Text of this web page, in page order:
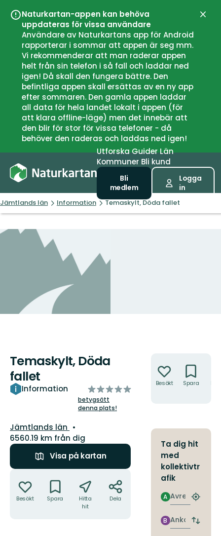
Naturkartan-appen kan behöva
uppdateras för vissa användare
Användare av Naturkartans app för Android
rapporterar i sommar att appen är seg mm.
Vi rekommenderar att man raderar appen
helt från sin telefon i så fall och laddar ned
igen! Då skall den fungera bättre. Den
befintliga appen skall ersättas av en ny app
efter sommaren. Den gamla appen laddar
all data för hela landet lokalt i appen (för
att klara offline-läge) men det innebär att
den blir för stor för vissa telefoner - då
behöver den raderas och laddas ned igen!
UtforskaGuiderLän
Kommuner Bli kund
Bli
medlem
Logga
in
Jämtlands län Information Temaskylt, Döda fallet
Temaskylt, Döda
fallet
Information
av
5
stjärnor
betygsätt
denna plats!
Län:
Jämtlands län
6560.19 km från dig
Visa på kartan
Besökt Spara
Hitta
hit
Dela
Besökt Spara
Ta dig hit
med
kollektivtr
afik
Avresa
A
Hitta
Ankomst
B
Byt